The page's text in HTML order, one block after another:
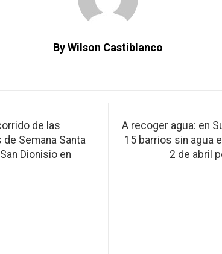
By Wilson Castiblanco
de las
Semana Santa
Dionisio en
A recoger agua: en
15 barrios sin agua
2 de abril